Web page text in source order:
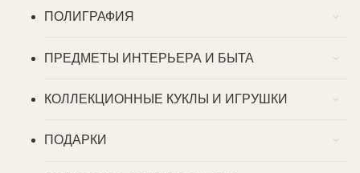
ПОЛИГРАФИЯ
ПРЕДМЕТЫ ИНТЕРЬЕРА И БЫТА
КОЛЛЕКЦИОННЫЕ КУКЛЫ И ИГРУШКИ
ПОДАРКИ